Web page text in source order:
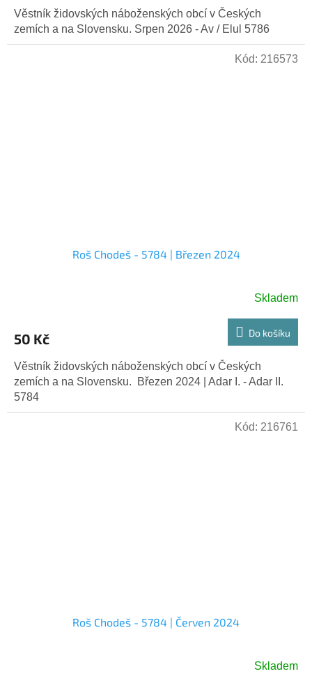
Věstník židovských náboženských obcí v Českých
zemích a na Slovensku. Srpen 2026 - Av / Elul 5786
Roš Chodeš - 5784 | Březen 2024
Skladem
50 Kč Do košíku
Věstník židovských náboženských obcí v Českých
zemích a na Slovensku. Březen 2024 | Adar I. - Adar II.
5784
Kód: 216573
Roš Chodeš - 5784 | Červen 2024
Skladem
Kód: 216761